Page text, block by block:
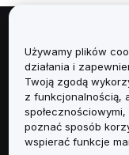
Informacje
Usługi
Obsługa Klienta
Używamy plików
działania i
Twoją zgodą
z funkcjonalnością,
poznać sposób
wspierać funkcje